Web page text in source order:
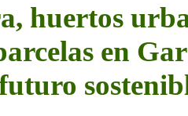
huertos
en